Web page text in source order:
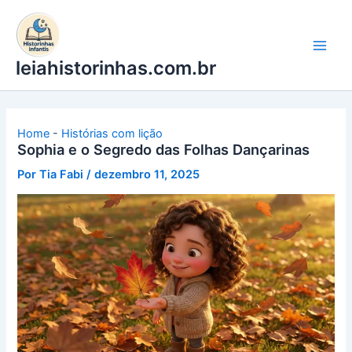
para
conteúdo
leiahistorinhas.com.br
Home - Histórias com lição
Sophia e o Segredo das Folhas Dançarinas
PorTia Fabi/dezembro 11, 2025